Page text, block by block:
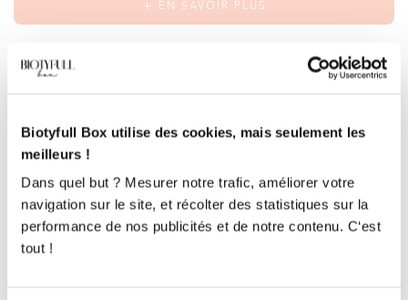
Biotyfull Box utilise des cookies, mais seulement les
meilleurs !
Dans quel but ? Mesurer notre trafic, améliorer votre
navigation sur le site, et récolter des statistiques sur la
performance de nos publicités et de notre contenu. C‘est
tout !
EN SAVOIR PLUS